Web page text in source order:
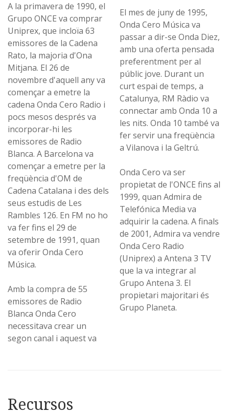
A la primavera de 1990, el
Grupo ONCE va comprar
Uniprex, que incloïa 63
emissores de la Cadena
Rato, la majoria d'Ona
Mitjana. El 26 de
novembre d'aquell any va
començar a emetre la
cadena Onda Cero Radio i
pocs mesos després va
incorporar-hi les
emissores de Radio
Blanca. A Barcelona va
començar a emetre per la
freqüència d'OM de
Cadena Catalana i des dels
seus estudis de Les
Rambles 126. En FM no ho
va fer fins el 29 de
setembre de 1991, quan
va oferir Onda Cero
Música.
Amb la compra de 55
emissores de Radio
Blanca Onda Cero
necessitava crear un
segon canal i aquest va
El mes de juny de 1995,
Onda Cero Música va
passar a dir-se Onda Diez,
amb una oferta pensada
preferentment per al
públic jove. Durant un
curt espai de temps, a
Catalunya, RM Ràdio va
connectar amb Onda 10 a
les nits. Onda 10 també va
fer servir una freqüència
a Vilanova i la Geltrú.
Onda Cero va ser
propietat de l'ONCE fins al
1999, quan Admira de
Telefónica Media va
adquirir la cadena. A finals
de 2001, Admira va vendre
Onda Cero Radio
(Uniprex) a Antena 3 TV
que la va integrar al
Grupo Antena 3. El
propietari majoritari és
Grupo Planeta.
Recursos